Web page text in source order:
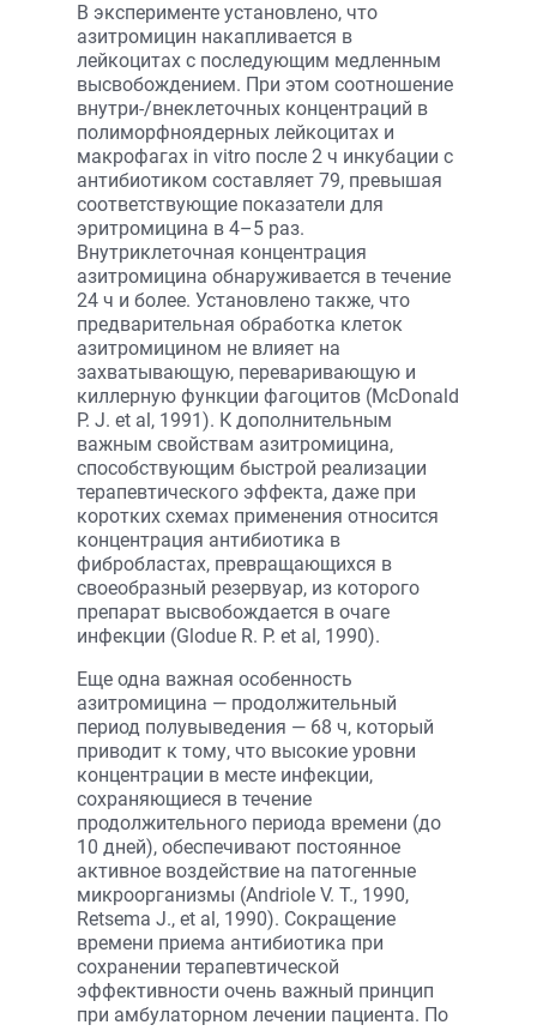
В эксперименте установлено, что
азитромицин накапливается в
лейкоцитах с последующим медленным
высвобождением. При этом соотношение
внутри-/внеклеточных концентраций в
полиморфноядерных лейкоцитах и
макрофагах in vitro после 2 ч инкубации с
антибиотиком составляет 79, превышая
соответствующие показатели для
эритромицина в 4–5 раз.
Внутриклеточная концентрация
азитромицина обнаруживается в течение
24 ч и более. Установлено также, что
предварительная обработка клеток
азитромицином не влияет на
захватывающую, переваривающую и
киллерную функции фагоцитов (McDonald
P. J. et al, 1991). К дополнительным
важным свойствам азитромицина,
способствующим быстрой реализации
терапевтического эффекта, даже при
коротких схемах применения относится
концентрация антибиотика в
фибробластах, превращающихся в
своеобразный резервуар, из которого
препарат высвобождается в очаге
инфекции (Glodue R. P. et al, 1990).
Еще одна важная особенность
азитромицина — продолжительный
период полувыведения — 68 ч, который
приводит к тому, что высокие уровни
концентрации в месте инфекции,
сохраняющиеся в течение
продолжительного периода времени (до
10 дней), обеспечивают постоянное
активное воздействие на патогенные
микроорганизмы (Andriole V. T., 1990,
Retsema J., et al, 1990). Сокращение
времени приема антибиотика при
сохранении терапевтической
эффективности очень важный принцип
при амбулаторном лечении пациента. По